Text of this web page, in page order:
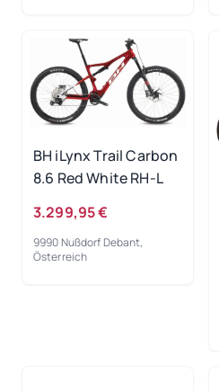
BH iLynx Trail Carbon
8.6 Red White RH-L
3.299,95 €
9990 Nußdorf Debant,
Österreich